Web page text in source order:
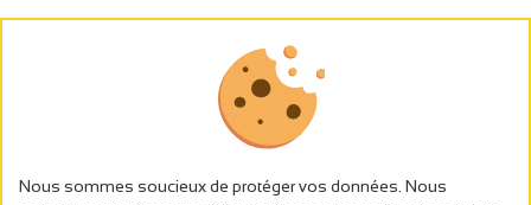
Nous sommes soucieux de protéger vos données. Nous